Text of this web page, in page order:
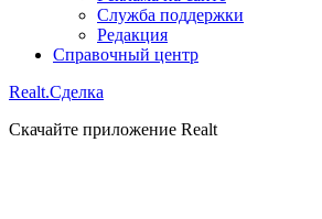
Служба поддержки
Редакция
Справочный центр
Realt.Сделка
Скачайте приложение Realt